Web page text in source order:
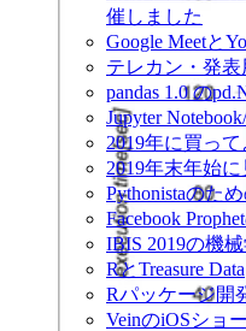
催しました
Google Meetと
テレカン・発
pandas 1.0 の
Jupyter
2019年に買っ
2019年末年始
Pythonistaのた
Facebook
IBIS 2019の機
RとTreasure Data
Rパッケージ開
VeinのiOSショ